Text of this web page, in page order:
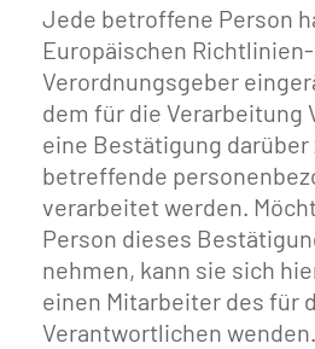
Jede betroffene Person
Europäischen
Verordnungsgeber
dem für die Verarbeitung
eine Bestätigung darüber
betreffende
verarbeitet werden.
Person dieses
nehmen, kann sie sich
einen Mitarbeiter des für
Verantwortlichen wenden.